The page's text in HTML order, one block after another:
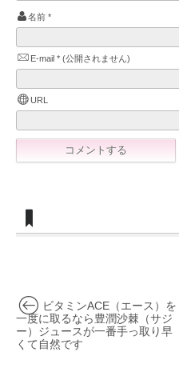
名前 *
E-mail * (公開されません)
URL
ビタミンACE（エース）を
一度に取るなら豊潤沙棘（サジ
ー）ジュースが一番手っ取り早
くて自然です